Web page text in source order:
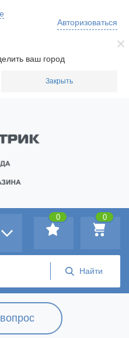
ваш город
Закрыть
Авторизоваться
0
0